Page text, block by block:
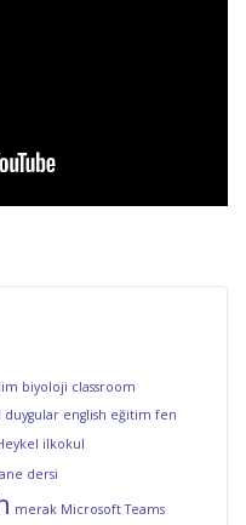
biyoloji classroom
duygular english eğitim fen
ilkokul
dersi
merak Microsoft Teams